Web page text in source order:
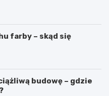
farby – skąd się
budowę – gdzie